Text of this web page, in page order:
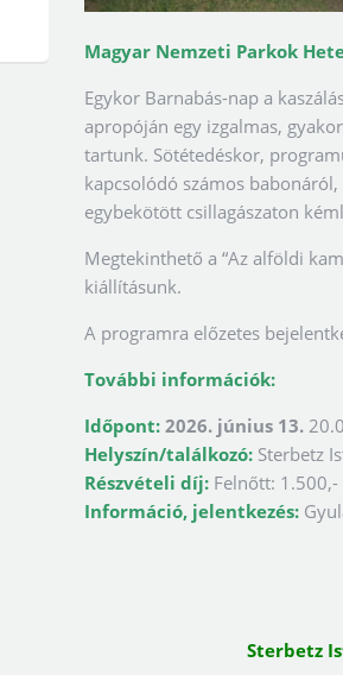
Magyar Nemzeti Parkok
Egykor Barnabás-nap a
apropóján egy izgalmas,
tartunk. Sötétedéskor,
kapcsolódó számos
egybekötött csillagászaton
Megtekinthető a “Az alföldi
kiállításunk.
A programra előzetes
További információk:
Időpont: 2026. június 13.
Helyszín/találkozó: Sterbetz
Részvételi díj: Felnőtt:
Információ, jelentkezés:
Sterbetz